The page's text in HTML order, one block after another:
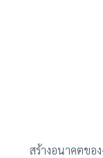
สร้างอนาคตขอ